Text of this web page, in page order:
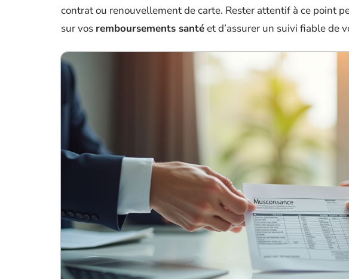
contrat ou renouvellement de carte. Rester attentif à ce point
sur vos remboursements santéet d’assurer un suivi fiable de